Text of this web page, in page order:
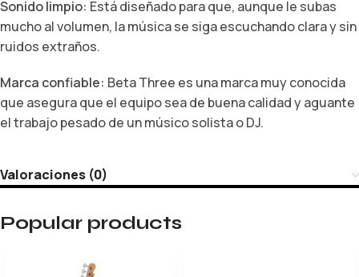
Sonido limpio: Está diseñado para que, aunque le subas
mucho al volumen, la música se siga escuchando clara y sin
ruidos extraños.
Marca confiable: Beta Three es una marca muy conocida
que asegura que el equipo sea de buena calidad y aguante
el trabajo pesado de un músico solista o DJ.
Valoraciones (0)
Popular products